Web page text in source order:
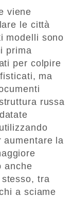
viene
le città
modelli sono
prima
per colpire
ma
russa
aumentare la
anche
tra
a sciame